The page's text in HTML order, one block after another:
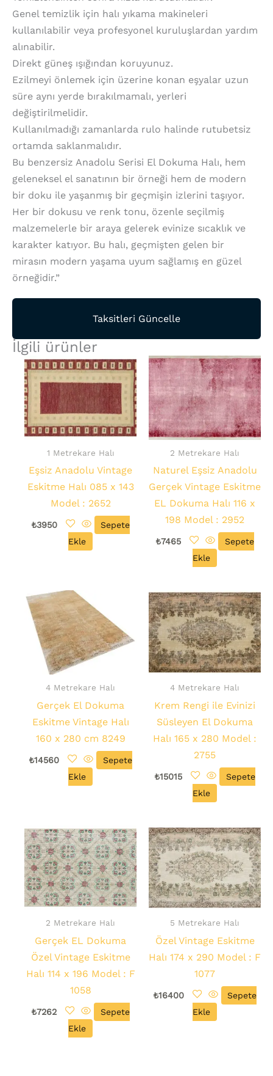
Genel temizlik için halı yıkama makineleri
kullanılabilir veya profesyonel kuruluşlardan yardım
alınabilir.
Direkt güneş ışığından koruyunuz.
Ezilmeyi önlemek için üzerine konan eşyalar uzun
süre aynı yerde bırakılmamalı, yerleri
değiştirilmelidir.
Kullanılmadığı zamanlarda rulo halinde rutubetsiz
ortamda saklanmalıdır.
Bu benzersiz Anadolu Serisi El Dokuma Halı, hem
geleneksel el sanatının bir örneği hem de modern
bir doku ile yaşanmış bir geçmişin izlerini taşıyor.
Her bir dokusu ve renk tonu, özenle seçilmiş
malzemelerle bir araya gelerek evinize sıcaklık ve
karakter katıyor. Bu halı, geçmişten gelen bir
mirasın modern yaşama uyum sağlamış en güzel
örneğidir.”
Taksitleri Güncelle
İlgili ürünler
1 Metrekare Halı
Eşsiz Anadolu Vintage
Eskitme Halı 085 x 143
Model : 2652
₺3950
Sepete
Ekle
2 Metrekare Halı
Naturel Eşsiz Anadolu
Gerçek Vintage Eskitme
EL Dokuma Halı 116 x
198 Model : 2952
₺7465
Sepete
Ekle
4 Metrekare Halı
Gerçek El Dokuma
Eskitme Vintage Halı
160 x 280 cm 8249
₺14560
Sepete
Ekle
4 Metrekare Halı
Krem Rengi ile Evinizi
Süsleyen El Dokuma
Halı 165 x 280 Model :
2755
₺15015
Sepete
Ekle
2 Metrekare Halı
Gerçek EL Dokuma
Özel Vintage Eskitme
Halı 114 x 196 Model : F
1058
₺7262
Sepete
Ekle
5 Metrekare Halı
Özel Vintage Eskitme
Halı 174 x 290 Model : F
1077
₺16400
Sepete
Ekle